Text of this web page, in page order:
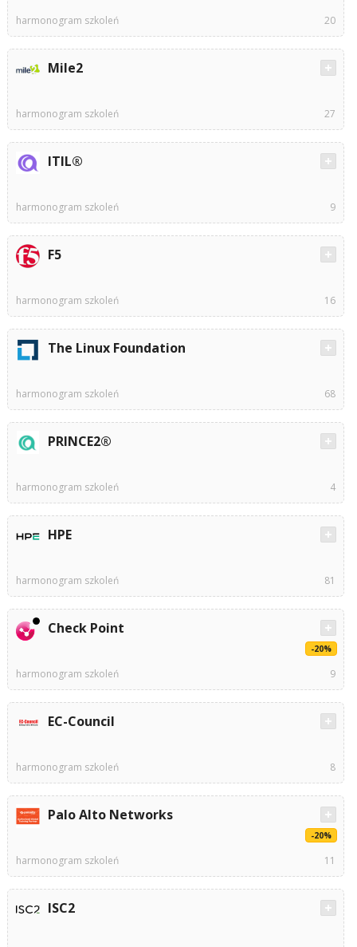
harmonogram szkoleń 20
Mile2
harmonogram szkoleń 27
ITIL®
harmonogram szkoleń 9
F5
harmonogram szkoleń 16
The Linux Foundation
harmonogram szkoleń 68
PRINCE2®
harmonogram szkoleń 4
HPE
harmonogram szkoleń 81
Check Point
-20%
harmonogram szkoleń 9
EC-Council
harmonogram szkoleń 8
Palo Alto Networks
-20%
harmonogram szkoleń 11
ISC2